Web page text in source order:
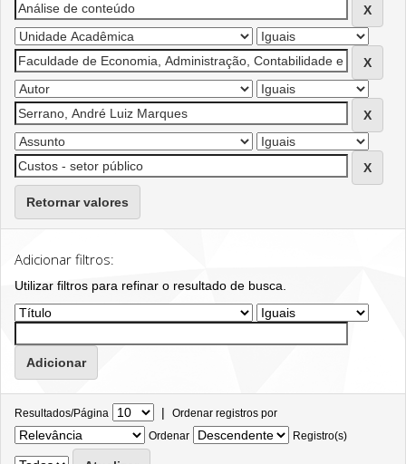
Retornar valores
Adicionar filtros:
Utilizar filtros para refinar o resultado de busca.
Resultados/Página | Ordenar registros por
Ordenar
Registro(s)